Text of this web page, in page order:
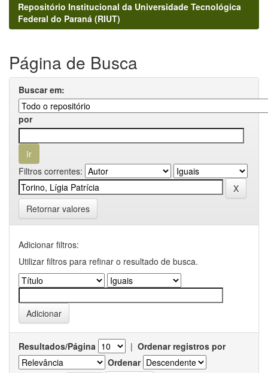
Repositório Institucional da Universidade Tecnológica
Federal do Paraná (RIUT)
Página de Busca
Buscar em:
por
Filtros correntes:
Retornar valores
Adicionar filtros:
Utilizar filtros para refinar o resultado de busca.
Resultados/Página | Ordenar registros por
Ordenar